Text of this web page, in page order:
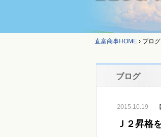
直富商事HOME › ブログ
ブログ
2015.10.19 【
Ｊ２昇格